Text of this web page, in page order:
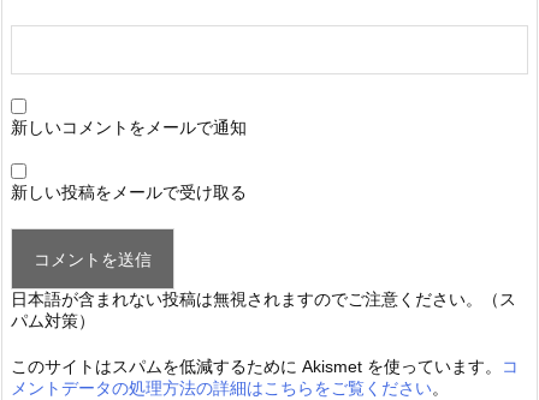
新しいコメントをメールで通知
新しい投稿をメールで受け取る
日本語が含まれない投稿は無視されますのでご注意ください。（ス
パム対策）
このサイトはスパムを低減するために Akismet を使っています。
コ
メントデータの処理方法の詳細はこちらをご覧ください。